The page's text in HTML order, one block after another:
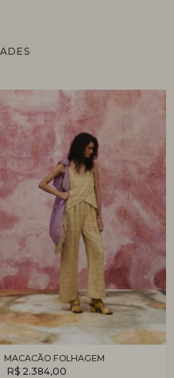
MACACÃO FOLHAGEM
R$ 2.384,00